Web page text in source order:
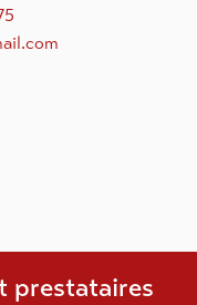
prestataires